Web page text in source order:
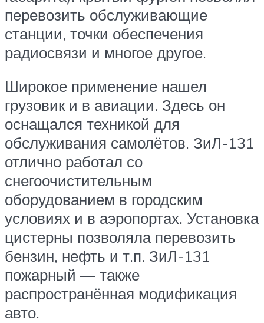
перевозить обслуживающие
станции, точки обеспечения
радиосвязи и многое другое.
Широкое применение нашел
грузовик и в авиации. Здесь он
оснащался техникой для
обслуживания самолётов. ЗиЛ-131
отлично работал со
снегоочистительным
оборудованием в городским
условиях и в аэропортах. Установка
цистерны позволяла перевозить
бензин, нефть и т.п. ЗиЛ-131
пожарный — также
распространённая модификация
авто.